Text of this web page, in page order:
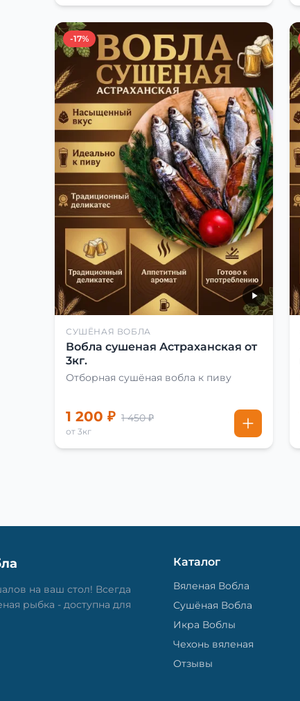
-17%
СУШЁНАЯ ВОБЛА
Вобла сушеная Астраханская от
3кг.
Отборная сушёная вобла к пиву
1 200 ₽ 1 450 ₽
от 3кг
на ваш стол! Всегда
рыбка - доступна для
Каталог
Вяленая Вобла
Сушёная Вобла
Икра Воблы
Чехонь вяленая
Отзывы